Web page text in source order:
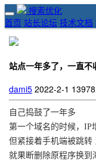
搜索优化
首页 站长论坛 技术文档
站点一年多了，一直不
dami5 2022-2-1 13978
自己捣鼓了一年多
第一个域名的时候，IP
但紧接着手机端被跳转
就果断删除原程序换到